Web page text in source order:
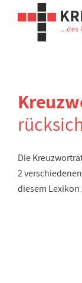
Die
2
diesem